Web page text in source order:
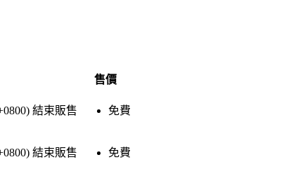
售價
結束販售 免費
結束販售 免費